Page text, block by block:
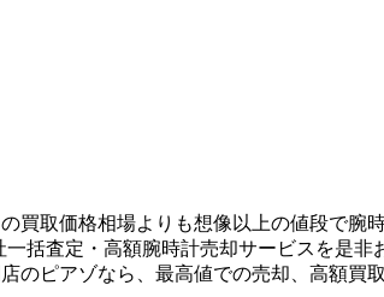
取価格相場よりも想像以上の値段で腕
括査定・高額腕時計売却サービスを是非
のピアゾなら、最高値での売却、高額買